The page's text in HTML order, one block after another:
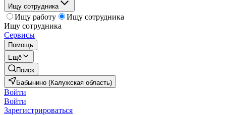
Ищу сотрудника
Ищу работу
Ищу сотрудника
Ищу сотрудника
Сервисы
Помощь
Ещё
Поиск
Бабынино (Калужская область)
Войти
Войти
Зарегистрироваться